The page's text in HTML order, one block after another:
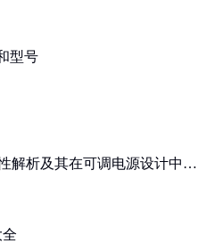
型号
解析及其在可调电源设计中的